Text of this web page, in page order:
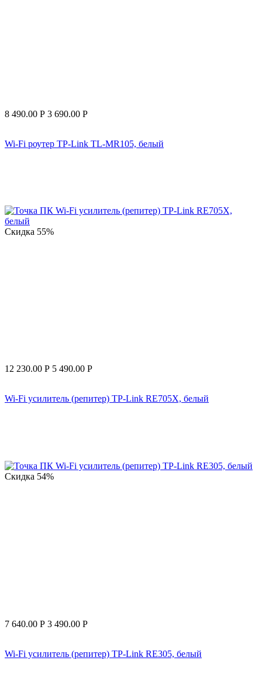
8 490.00 Р 3 690.00 Р
Wi-Fi роутер TP-Link TL-MR105, белый
Скидка 55%
12 230.00 Р 5 490.00 Р
Wi-Fi усилитель (репитер) TP-Link RE705X, белый
Скидка 54%
7 640.00 Р 3 490.00 Р
Wi-Fi усилитель (репитер) TP-Link RE305, белый